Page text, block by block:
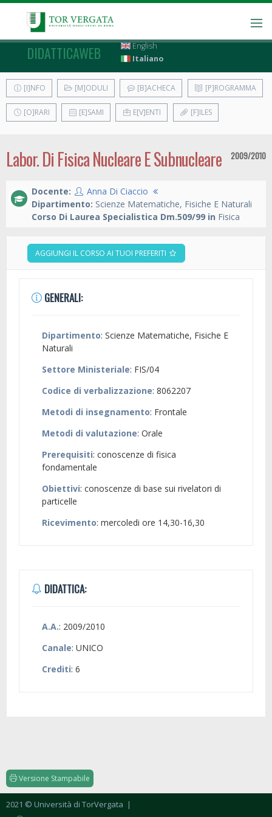
DIDATTICAWEB
English
Italiano
[I]NFO [M]ODULI [B]ACHECA [P]ROGRAMMA
[O]RARI [E]SAMI E[V]ENTI [F]ILES
Labor. Di Fisica Nucleare E Subnucleare 2009/2010
Docente:
Anna Di Ciaccio
Dipartimento: Scienze Matematiche, Fisiche E Naturali
Corso Di Laurea Specialistica Dm.509/99 in Fisica
AGGIUNGI IL CORSO AI TUOI PREFERITI
GENERALI:
Dipartimento: Scienze Matematiche, Fisiche E
Naturali
Settore Ministeriale: FIS/04
Codice di verbalizzazione: 8062207
Metodi di insegnamento: Frontale
Metodi di valutazione: Orale
Prerequisiti: conoscenze di fisica
fondamentale
Obiettivi: conoscenze di base sui rivelatori di
particelle
Ricevimento: mercoledi ore 14,30-16,30
DIDATTICA:
A.A.: 2009/2010
Canale: UNICO
Crediti: 6
Versione Stampabile
2021 © Università di TorVergata |